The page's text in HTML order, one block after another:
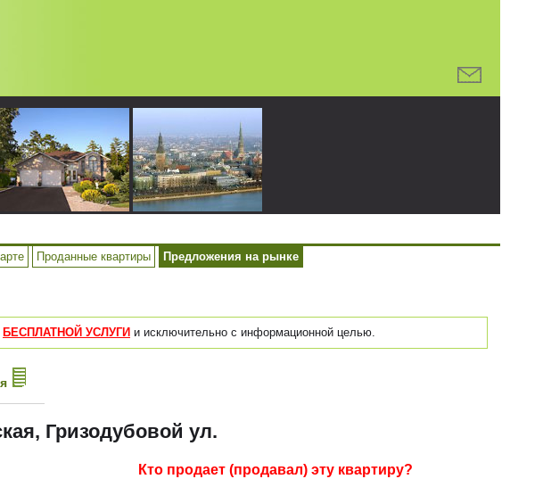
Проданные квартиры Предложения на рынке
БЕСПЛАТНОЙ УСЛУГИ и исключительно с информационной целью.
Гризодубовой ул.
Кто продает (продавал) эту квартиру?